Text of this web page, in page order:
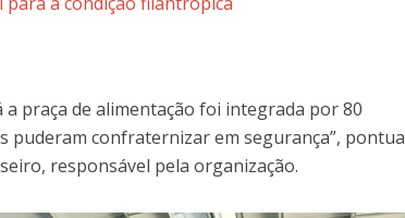
a praça de alimentação foi integrada por 80
puderam confraternizar em segurança”, pontua
responsável pela organização.